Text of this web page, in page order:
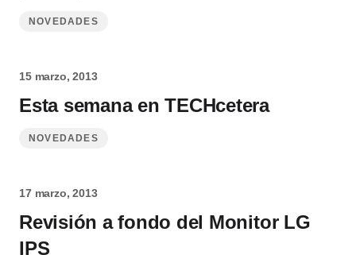
NOVEDADES
15 marzo, 2013
Esta semana en TECHcetera
NOVEDADES
17 marzo, 2013
Revisión a fondo del Monitor LG
IPS